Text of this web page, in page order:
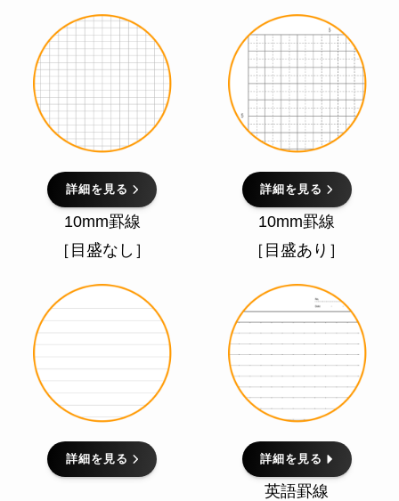
詳細を見る 詳細を見る
10mm罫線
［目盛なし］
詳細を見る
10mm罫線
［目盛あり］
詳細を見る
英語罫線